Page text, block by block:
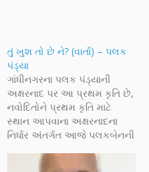
તું ખુશ તો છે ને? (વાર્તા) – પલક
પંડ્યા
ગાંધીનગરના પલક પંડ્યાની
અક્ષરનાદ પર આ પ્રથમ કૃતિ છે,
નવોદિતોને પ્રથમ કૃતિ માટે
સ્થાન આપવાના અક્ષરનાદના
નિર્ધાર અંતર્ગત આજે પલકબેનની
તત્વ-સત્વ અને બાંધણી તેમની